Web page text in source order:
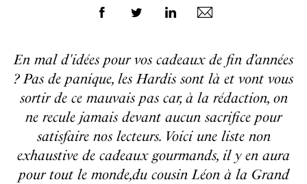
En mal d'idées pour vos cadeaux de fin d’années
? Pas de panique, les Hardis sont là et vont vous
sortir de ce mauvais pas car, à la rédaction, on
ne recule jamais devant aucun sacrifice pour
satisfaire nos lecteurs. Voici une liste non
exhaustive de cadeaux gourmands, il y en aura
pour tout le monde,du cousin Léon à la Grand